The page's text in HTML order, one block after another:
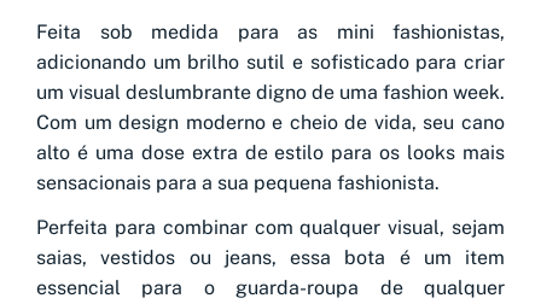
Feita sob medida para as mini fashionistas,
adicionando um brilho sutil e sofisticado para criar
um visual deslumbrante digno de uma fashion week.
Com um design moderno e cheio de vida, seu cano
alto é uma dose extra de estilo para os looks mais
sensacionais para a sua pequena fashionista.
Perfeita para combinar com qualquer visual, sejam
saias, vestidos ou jeans, essa bota é um item
essencial para o guarda-roupa de qualquer